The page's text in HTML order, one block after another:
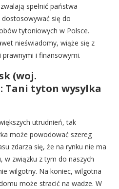
spełnić państwa
się do
tytoniowych w Polsce.
nieświadomy, wiąże się z
i finansowymi.
(woj.
Tani tyton wysylka
utrudnień, tak
może powodować szereg
zdarza się, że na rynku nie ma
w związku z tym do naszych
wilgotny. Na koniec, wilgotna
może stracić na wadze. W